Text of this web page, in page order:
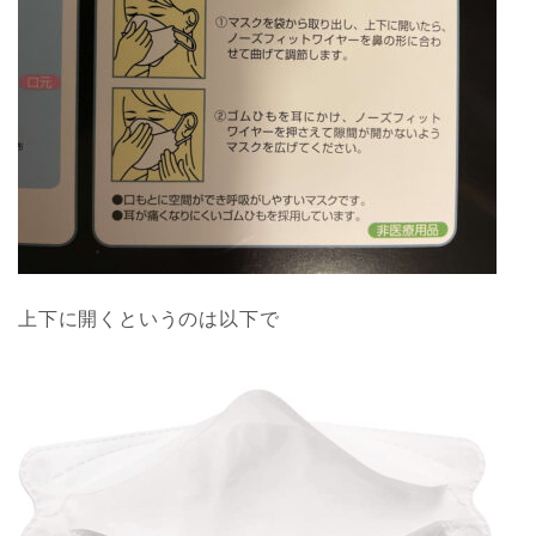
上下に開くというのは以下で